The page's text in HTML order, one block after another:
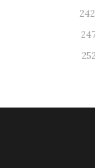
242
252